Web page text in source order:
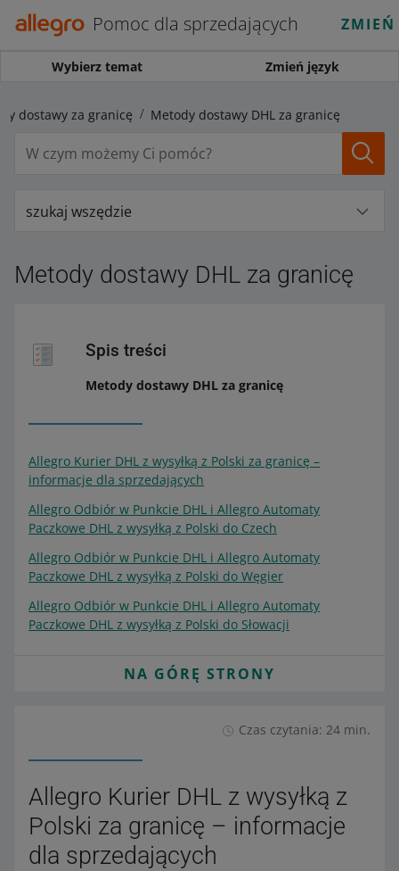
Pomoc dla sprzedających
Wybierz temat Zmień język
dostawy za granicę Metody dostawy DHL za granicę
szukaj wszędzie
Metody dostawy DHL za granicę
Spis treści
Metody dostawy DHL za granicę
Allegro Kurier DHL z wysyłką z Polski za granicę –
informacje dla sprzedających
Allegro Odbiór w Punkcie DHL i Allegro Automaty
Paczkowe DHL z wysyłką z Polski do Czech
Allegro Odbiór w Punkcie DHL i Allegro Automaty
Paczkowe DHL z wysyłką z Polski do Węgier
Allegro Odbiór w Punkcie DHL i Allegro Automaty
Paczkowe DHL z wysyłką z Polski do Słowacji
NA GÓRĘ STRONY
Czas czytania: 24 min.
Allegro Kurier DHL z wysyłką z
Polski za granicę – informacje
dla sprzedających